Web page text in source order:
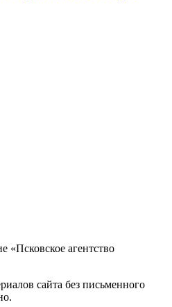
«Псковское агентство
сайта без письменного